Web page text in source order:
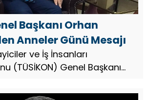
Başkanı Orhan
Anneler Günü Mesajı
ve İş İnsanları
(TÜSİKON) Genel Başkanı
annelerin toplumun